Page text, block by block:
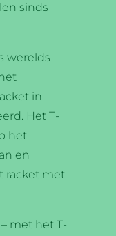
sinds
werelds
in
Het T-
het
en
racket met
met het T-